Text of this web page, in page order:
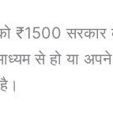
₹1500 सरकार
से हो या